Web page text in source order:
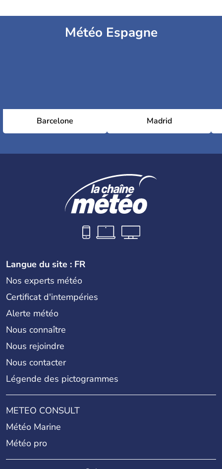
Météo Espagne
Barcelone Madrid
Langue du site : FR
Nos experts météo
Certificat d'intempéries
Alerte météo
Nous connaître
Nous rejoindre
Nous contacter
Légende des pictogrammes
METEO CONSULT
Météo Marine
Météo pro